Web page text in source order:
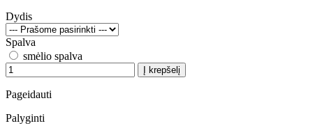
Dydis
Spalva
smėlio spalva
Į krepšelį
Pageidauti
Palyginti